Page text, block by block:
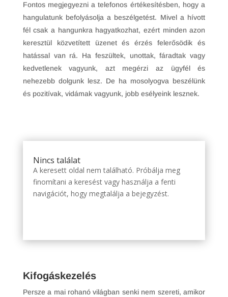
Fontos megjegyezni a telefonos értékesítésben, hogy a
hangulatunk befolyásolja a beszélgetést. Mivel a hívott
fél csak a hangunkra hagyatkozhat, ezért minden azon
keresztül közvetített üzenet és érzés felerősödik és
hatással van rá. Ha feszültek, unottak, fáradtak vagy
kedvetlenek vagyunk, azt megérzi az ügyfél és
nehezebb dolgunk lesz. De ha mosolyogva beszélünk
és pozitívak, vidámak vagyunk, jobb esélyeink lesznek.
Nincs találat
A keresett oldal nem található. Próbálja meg
finomítani a keresést vagy használja a fenti
navigációt, hogy megtalálja a bejegyzést.
Kifogáskezelés
Persze a mai rohanó világban senki nem szereti, amikor